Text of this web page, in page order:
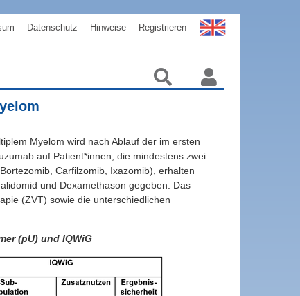
Datenschutz Hinweise Registrieren
Myelom wird nach Ablauf der im ersten
auf Patient*innen, die mindestens zwei
Carfilzomib, Ixazomib), erhalten
und Dexamethason gegeben. Das
(ZVT) sowie die unterschiedlichen
(pU) und IQWiG